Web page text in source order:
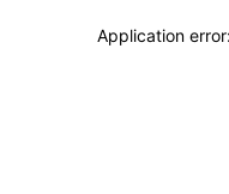
Application